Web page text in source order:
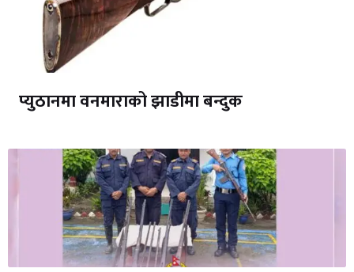
प्युठानमा वनमाराको झाडीमा बन्दुक